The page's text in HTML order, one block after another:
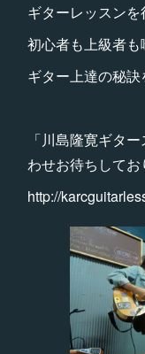
ギターレッスン
初心者も上級者も
ギター上達の秘訣
「川島隆寛ギタ
わせお待ちして
http://